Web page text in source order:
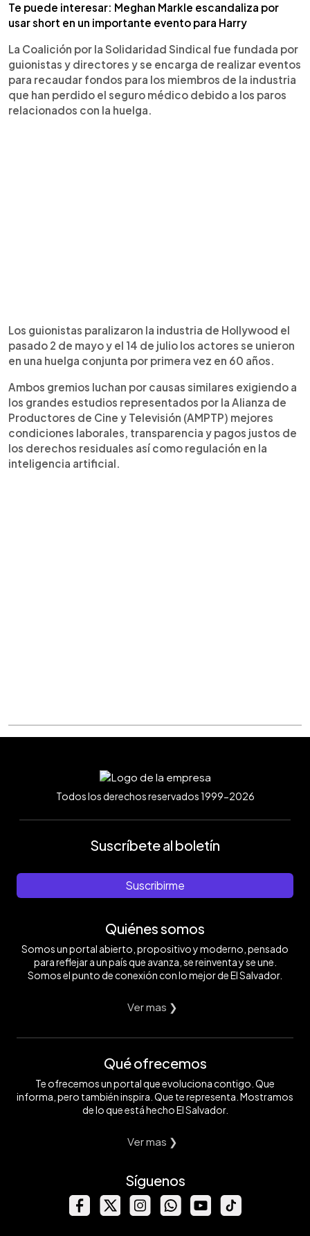
Te puede interesar: Meghan Markle escandaliza por
usar short en un importante evento para Harry
La Coalición por la Solidaridad Sindical fue fundada por
guionistas y directores y se encarga de realizar eventos
para recaudar fondos para los miembros de la industria
que han perdido el seguro médico debido a los paros
relacionados con la huelga.
Los guionistas paralizaron la industria de Hollywood el
pasado 2 de mayo y el 14 de julio los actores se unieron
en una huelga conjunta por primera vez en 60 años.
Ambos gremios luchan por causas similares exigiendo a
los grandes estudios representados por la Alianza de
Productores de Cine y Televisión (AMPTP) mejores
condiciones laborales, transparencia y pagos justos de
los derechos residuales así como regulación en la
inteligencia artificial.
Todos los derechos reservados 1999-2026
Suscríbete al boletín
Suscribirme
Quiénes somos
Somos un portal abierto, propositivo y moderno, pensado
para reflejar a un país que avanza, se reinventa y se une.
Somos el punto de conexión con lo mejor de El Salvador.
Ver mas ❯
Qué ofrecemos
Te ofrecemos un portal que evoluciona contigo. Que
informa, pero también inspira. Que te representa. Mostramos
de lo que está hecho El Salvador.
Ver mas ❯
Síguenos